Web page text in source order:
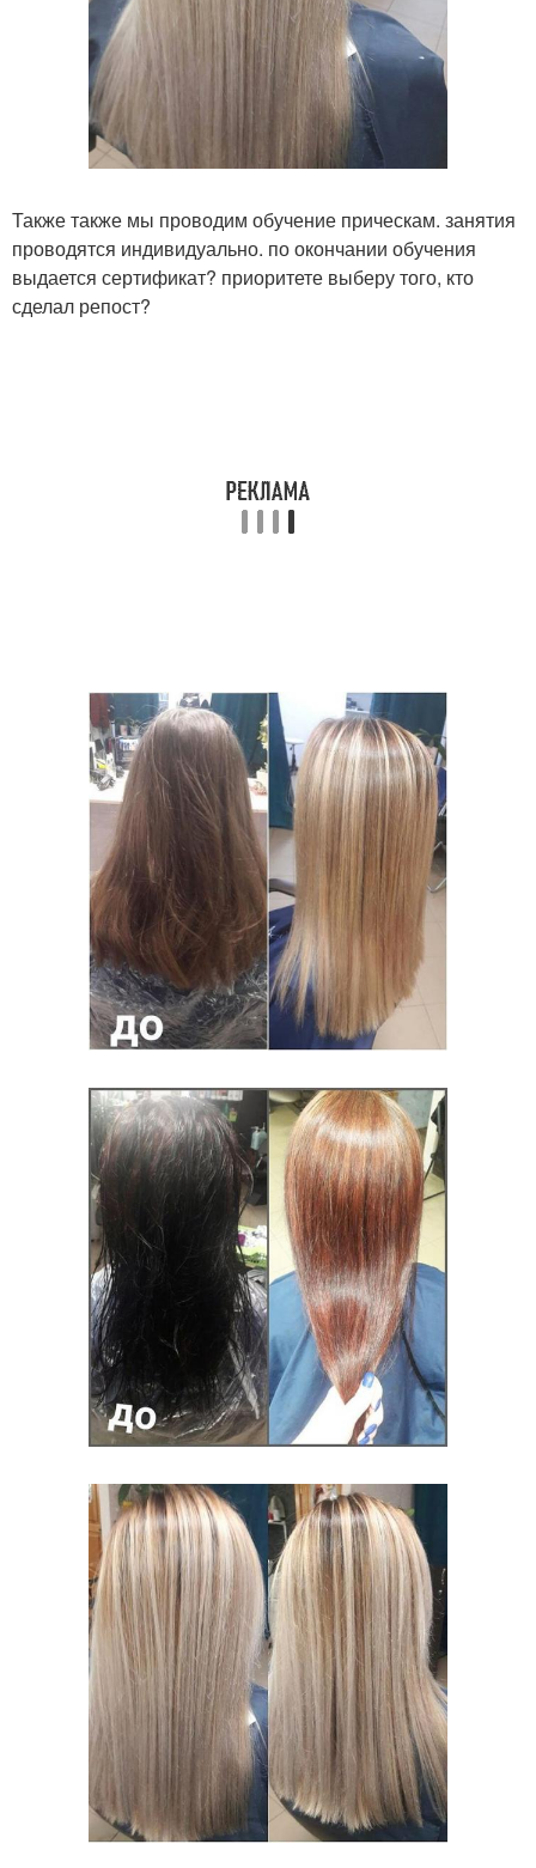
Также также мы проводим обучение прическам. занятия
проводятся индивидуально. по окончании обучения
выдается сертификат? приоритете выберу того, кто
сделал репост?